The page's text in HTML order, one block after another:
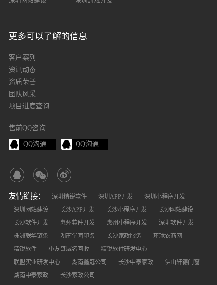
更多可以了解的信息
客户案列
资讯动态
资质荣誉
团队风采
项目进度查询
售前QQ咨询
QQ沟通 QQ沟通
友情链接： 深圳精锐软件 深圳APP开发
深圳小程序开发
深圳网站建设
长沙APP开发 长沙小程序开发
长沙网站建设
长沙软件开发
惠州软件开发 惠州小程序开发
深圳软件开发
株洲联华链条
湖南学园印务 长沙家政服务
环球农商网
精锐软件
小友哥域名回收
精锐软件研发中心
联盟实业研发中心
湖南鑫冠公司 长沙中泰家政
佛山轩德门窗
湖南中泰家政
长沙家政公司